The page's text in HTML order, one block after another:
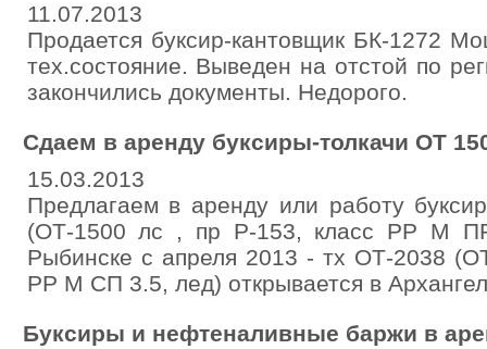
11.07.2013
Продается буксир-кантовщик БК-1272
тех.состояние. Выведен на отстой по
закончились документы. Недорого.
Сдаем в аренду буксиры-толкачи ОТ
15.03.2013
Предлагаем в аренду или работу
(ОТ-1500 лс , пр Р-153, класс РР М
Рыбинске с апреля 2013 - тх ОТ-2038
РР М СП 3.5, лед) открывается в
Буксиры и нефтеналивные баржи в